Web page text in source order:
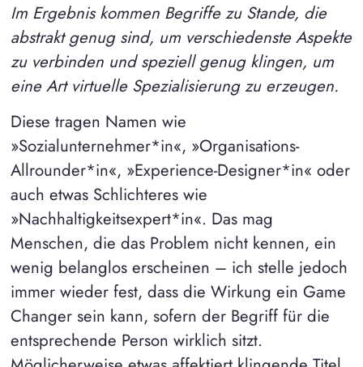
Im Ergebnis kommen Begriffe zu Stande, die
abstrakt genug sind, um verschiedenste Aspekte
zu verbinden und speziell genug klingen, um
eine Art virtuelle Spezialisierung zu erzeugen.
Diese tragen Namen wie
»Sozialunternehmer*in«, »Organisations-
Allrounder*in«, »Experience-Designer*in« oder
auch etwas Schlichteres wie
»Nachhaltigkeitsexpert*in«. Das mag
Menschen, die das Problem nicht kennen, ein
wenig belanglos erscheinen – ich stelle jedoch
immer wieder fest, dass die Wirkung ein Game
Changer sein kann, sofern der Begriff für die
entsprechende Person wirklich sitzt.